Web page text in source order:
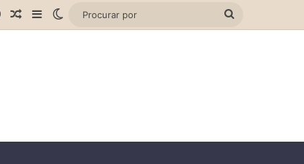
EntrarArtigo aleatório
Barra Lateral
Switch skin